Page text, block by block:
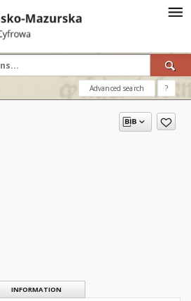
Advanced search ?
INFORMATION